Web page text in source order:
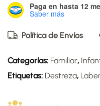
Paga en hasta 12
Saber más
Política de Envíos
Categorías: Familiar,
Etiquetas: Destreza,